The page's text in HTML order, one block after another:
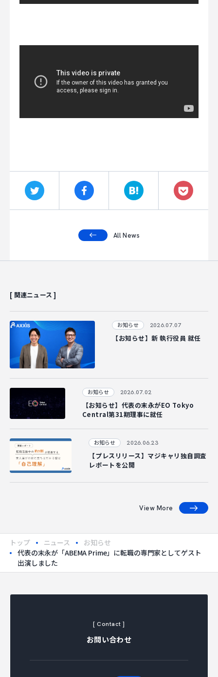
All News
[ 関連ニュース ]
お知らせ 2026.07.07
【お知らせ】新 執行役員 就任
お知らせ 2026.07.02
【お知らせ】代表の末永がEO Tokyo
Central第31期理事に就任
お知らせ 2026.06.23
【プレスリリース】マジキャリ独自調査
レポートを公開
View More
トップ ニュース
お知らせ
代表の末永が「ABEMA Prime」に転職の専門家としてゲスト
出演しました
[ Contact ]
お問い合わせ